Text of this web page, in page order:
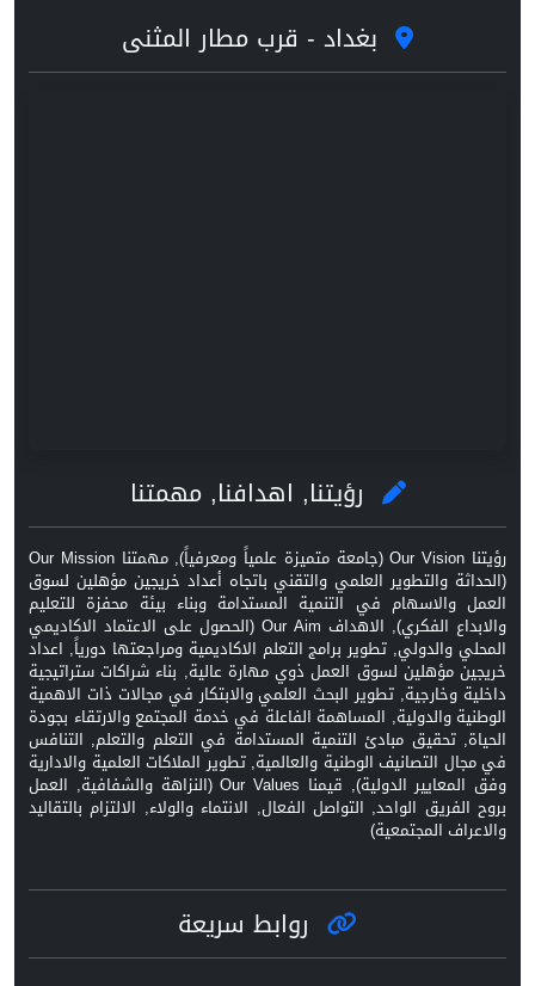
بغداد - قرب مطار المثنى
رؤيتنا, اهدافنا, مهمتنا
رؤيتنا Our Vision (جامعة متميزة علمياً ومعرفياً), مهمتنا Our Mission
(الحداثة والتطوير العلمي والتقني باتجاه أعداد خريجين مؤهلين لسوق
العمل والاسهام في التنمية المستدامة وبناء بيئة محفزة للتعليم
والابداع الفكري), الاهداف Our Aim (الحصول على الاعتماد الاكاديمي
المحلي والدولي, تطوير برامج التعلم الاكاديمية ومراجعتها دورياً, اعداد
خريجين مؤهلين لسوق العمل ذوي مهارة عالية, بناء شراكات ستراتيجية
داخلية وخارجية, تطوير البحث العلمي والابتكار في مجالات ذات الاهمية
الوطنية والدولية, المساهمة الفاعلة في خدمة المجتمع والارتقاء بجودة
الحياة, تحقيق مبادئ التنمية المستدامة في التعلم والتعلم, التنافس
في مجال التصانيف الوطنية والعالمية, تطوير الملاكات العلمية والادارية
وفق المعايير الدولية), قيمنا Our Values (النزاهة والشفافية, العمل
بروح الفريق الواحد, التواصل الفعال, الانتماء والولاء, الالتزام بالتقاليد
والاعراف المجتمعية)
روابط سريعة